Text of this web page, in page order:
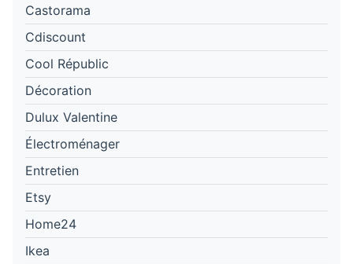
Castorama
Cdiscount
Cool Républic
Décoration
Dulux Valentine
Électroménager
Entretien
Etsy
Home24
Ikea